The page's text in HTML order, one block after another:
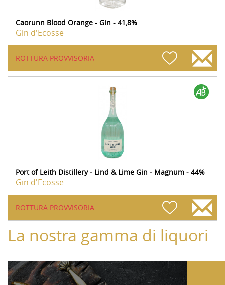
Caorunn Blood Orange - Gin - 41,8%
Gin d'Ecosse
ROTTURA PROVVISORIA
Port of Leith Distillery - Lind & Lime Gin - Magnum - 44%
Gin d'Ecosse
ROTTURA PROVVISORIA
La nostra gamma di liquori